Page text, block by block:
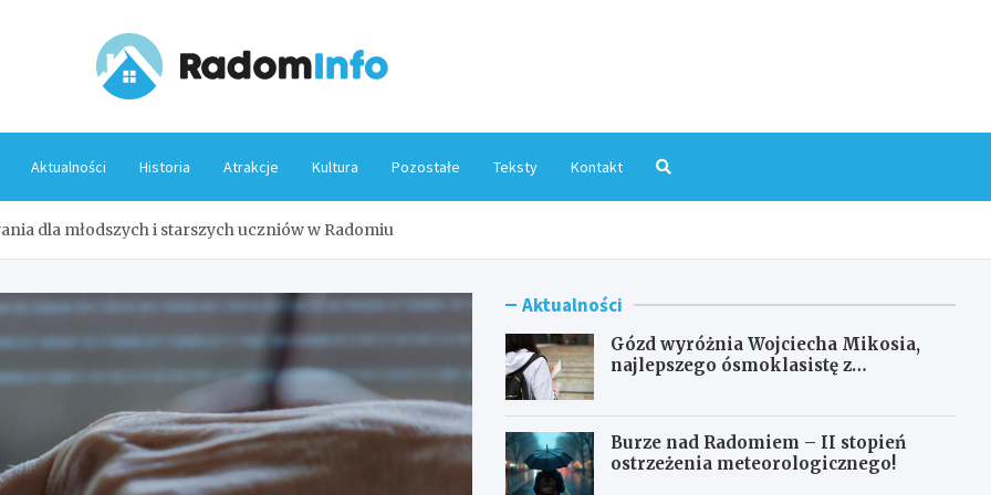
Aktualności Historia Atrakcje Kultura Pozostałe Teksty Kontakt
dla młodszych i starszych uczniów w Radomiu
Aktualności
Gózd wyróżnia Wojciecha Mikosia,
najlepszego ósmoklasistę z
Burze nad Radomiem – II stopień
ostrzeżenia meteorologicznego!